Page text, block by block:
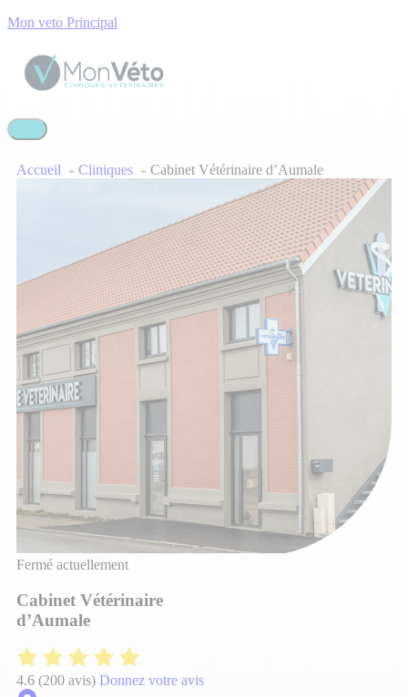
Mon veto Principal
Accueil Cliniques Cabinet Vétérinaire d’Aumale
Fermé actuellement
Cabinet Vétérinaire
d’Aumale
4.6 (200 avis) Donnez votre avis